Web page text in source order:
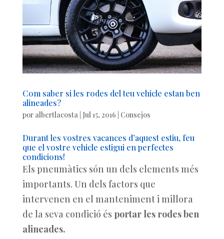
Com saber si les rodes del teu vehicle estan ben
alineades?
por albertlacosta| Jul 15, 2016 Consejos
Durant les vostres vacances d’aquest estiu, feu
que el vostre vehicle estigui en perfectes
condicions!
Els pneumàtics són un dels elements més
importants. Un dels factors que
intervenen en el manteniment i millora
de la seva condició és portar les rodes ben
alineades.